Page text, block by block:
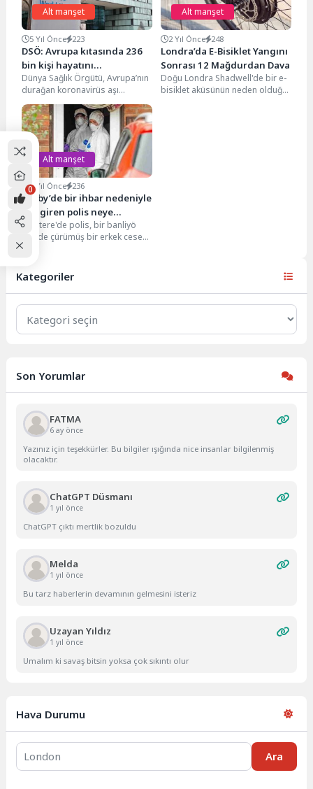
Alt manşet
5 Yıl Önce 223
DSÖ: Avrupa kıtasında 236
bin kişi hayatını
kaybedebilir
Dünya Sağlık Örgütü, Avrupa’nın
durağan koronavirüs aşı
oranları hakkında “Ciddi
endişelerimiz var” açıklamasında
bulundu. DSÖ...
Alt manşet
2 Yıl Önce 248
Londra’da E-Bisiklet Yangını
Sonrası 12 Mağdurdan Dava
Doğu Londra Shadwell'de bir e-
bisiklet aküsünün neden olduğu
Alt manşet
3 Yıl Önce 236
Derby’de bir ihbar nedeniyle
eve giren polis neye
uğradığını şaşırdı
İngiltere'de polis, bir banliyö
evinde çürümüş bir erkek cesedi
buldu. Pazartesi günü
Kategoriler
Kategoriler
Son Yorumlar
FATMA
6 ay önce
Yazınız için teşekkürler. Bu bilgiler ışığında nice insanlar bilgilenmiş
olacaktır.
ChatGPT Düsmanı
1 yıl önce
ChatGPT çıktı mertlik bozuldu
Melda
1 yıl önce
Bu tarz haberlerin devamının gelmesini isteriz
Uzayan Yıldız
1 yıl önce
Umalım ki savaş bitsin yoksa çok sıkıntı olur
Hava Durumu
Ara
0